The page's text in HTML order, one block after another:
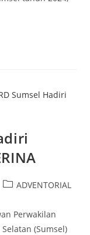
PostADVENTORIAL
Perwakilan
(Sumsel)